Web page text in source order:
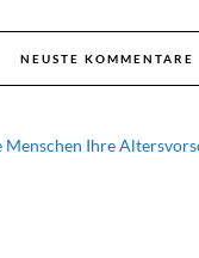
NEUSTE KOMMENTARE
Menschen Ihre